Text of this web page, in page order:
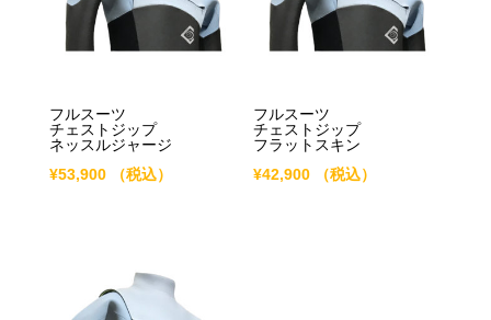
フルスーツ
チェストジップ
ネッスルジャージ
¥53,900 （税込）
フルスーツ
チェストジップ
フラットスキン
¥42,900 （税込）